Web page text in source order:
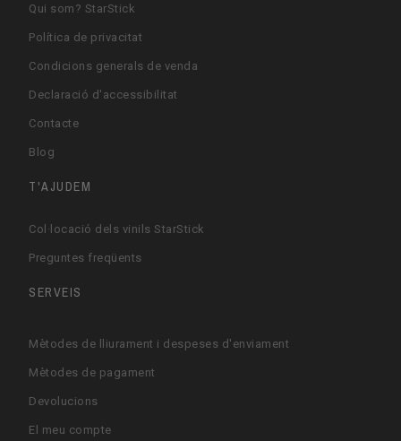
Qui som? StarStick
Política de privacitat
Condicions generals de venda
Declaració d'accessibilitat
Contacte
Blog
T'AJUDEM
Col·locació dels vinils StarStick
Preguntes freqüents
SERVEIS
Mètodes de lliurament i despeses d'enviament
Mètodes de pagament
Devolucions
El meu compte